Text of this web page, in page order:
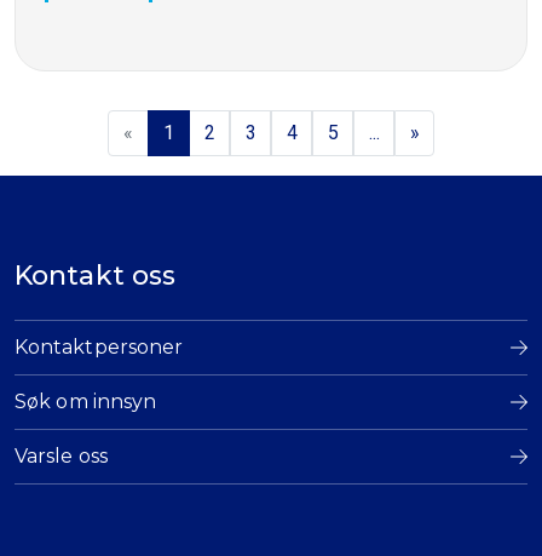
« 1 2 3 4 5 ... »
Kontakt oss
Kontaktpersoner
Søk om innsyn
Varsle oss